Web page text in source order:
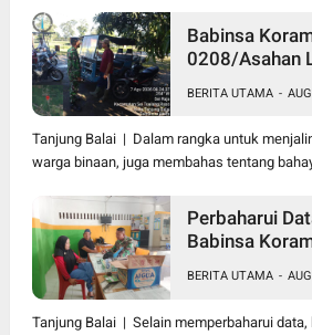
Babinsa
0208/Asahan
Abang Becak
BERITA UTAMA -
Tanjung Balai | Dalam rangka untuk
warga binaan, juga membahas tentang
Perbaharui
Babinsa
Ter Di Kantor
BERITA UTAMA -
Tanjung Balai | Selain memperbaharui data,